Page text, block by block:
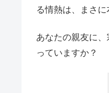
る情熱は、まさに
あなたの親友に
っていますか？